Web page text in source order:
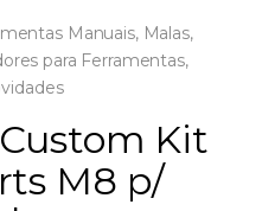
Manuais, Malas,
para Ferramentas,
Kit
M8 p/